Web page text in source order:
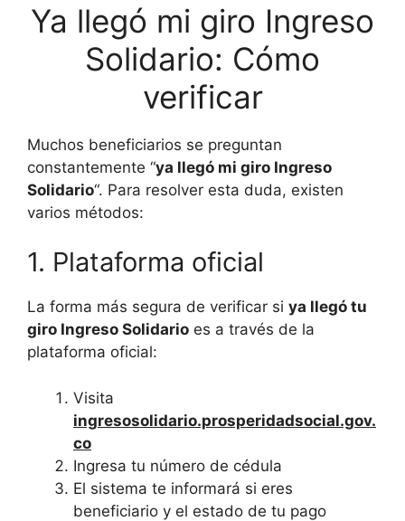
Ya llegó mi giro Ingreso
Solidario: Cómo
verificar
Muchos beneficiarios se preguntan
constantemente “ya llegó mi giro Ingreso
Solidario“. Para resolver esta duda, existen
varios métodos:
1. Plataforma oficial
La forma más segura de verificar si ya llegó tu
giro Ingreso Solidario es a través de la
plataforma oficial:
Visita
ingresosolidario.prosperidadsocial.gov.
co
Ingresa tu número de cédula
El sistema te informará si eres
beneficiario y el estado de tu pago